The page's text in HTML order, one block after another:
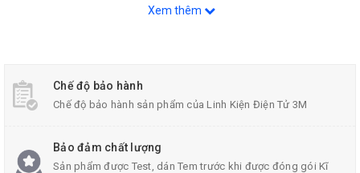
Xem thêm
Chế độ bảo hành
Chế độ bảo hành sản phẩm của Linh Kiện Điện Tử 3M
Bảo đảm chất lượng
Sản phẩm được Test, dán Tem trước khi được đóng gói Kĩ